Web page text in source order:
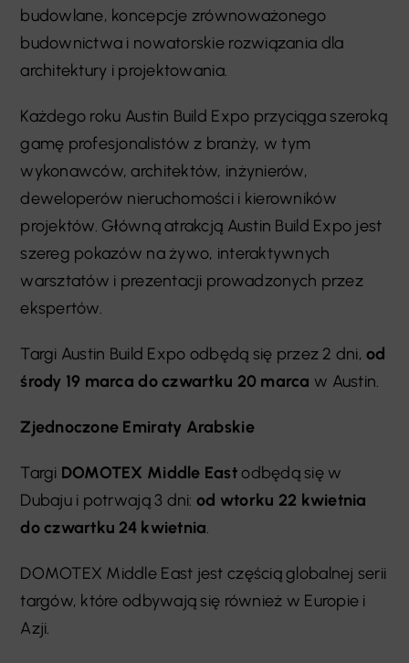
budowlane, koncepcje zrównoważonego
budownictwa i nowatorskie rozwiązania dla
architektury i projektowania.
Każdego roku Austin Build Expo przyciąga szeroką
gamę profesjonalistów z branży, w tym
wykonawców, architektów, inżynierów,
deweloperów nieruchomości i kierowników
projektów. Główną atrakcją Austin Build Expo jest
szereg pokazów na żywo, interaktywnych
warsztatów i prezentacji prowadzonych przez
ekspertów.
Targi Austin Build Expo odbędą się przez 2 dni,od
środy 19 marca do czwartku 20 marca w Austin.
Zjednoczone Emiraty Arabskie
Targi DOMOTEX Middle Eastodbędą się w
Dubaju i potrwają 3 dni:od wtorku 22 kwietnia
do czwartku 24 kwietnia.
DOMOTEX Middle East jest częścią globalnej serii
targów, które odbywają się również w Europie i
Azji.